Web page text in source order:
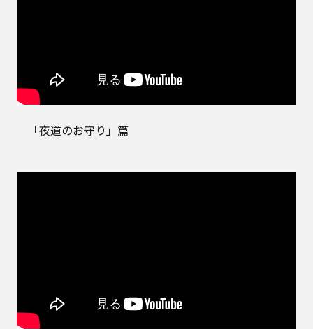
「夜道のお守り」篇